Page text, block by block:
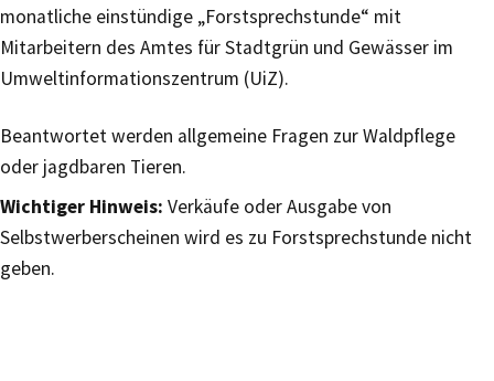
monatliche einstündige „Forstsprechstunde“ mit
Mitarbeitern des Amtes für Stadtgrün und Gewässer im
Umweltinformationszentrum (UiZ).
Beantwortet werden allgemeine Fragen zur Waldpflege
oder jagdbaren Tieren.
Wichtiger Hinweis: Verkäufe oder Ausgabe von
Selbstwerberscheinen wird es zu Forstsprechstunde nicht
geben.